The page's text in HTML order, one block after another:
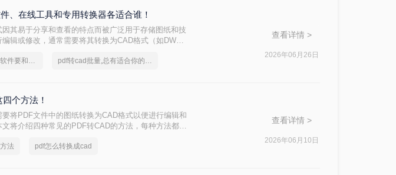
、在线工具和专用转换器各适合谁！
其易于分享和查看的特点而被广泛用于存储图纸和技
辑或修改，通常需要将其转换为CAD格式（如DWG
好用的pdf转换cad软件要和好朋友分享 pdf转cad批量,总有适合你的方法
查看详情 >
2026年06月26日
个方法！
将PDF文件中的图纸转换为CAD格式以便进行编辑和
将介绍四种常见的PDF转CAD的方法，每种方法都有
法 pdf怎么转换成cad
查看详情 >
2026年06月10日